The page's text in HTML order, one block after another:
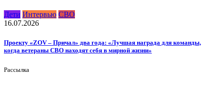
Дети Интервью СВО
16.07.2026
Проекту «ZOV – Причал» два года: «Лучшая награда для команды,
когда ветераны СВО находят себя в мирной жизни»
Рассылка